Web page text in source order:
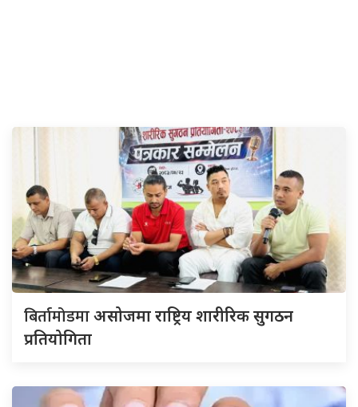
बिर्तामोडमाअसोजमा राष्ट्रिय शारीरिक सुगठन
प्रतियोगिता